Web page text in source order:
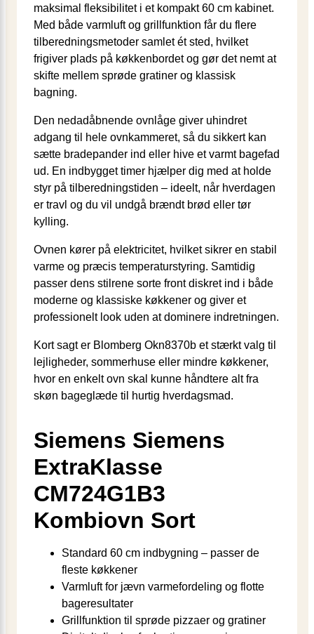
maksimal fleksibilitet i et kompakt 60 cm kabinet.
Med både varmluft og grillfunktion får du flere
tilberedningsmetoder samlet ét sted, hvilket
frigiver plads på køkkenbordet og gør det nemt at
skifte mellem sprøde gratiner og klassisk
bagning.
Den nedad­åbnende ovnlåge giver uhindret
adgang til hele ovnkammeret, så du sikkert kan
sætte bradepander ind eller hive et varmt bagefad
ud. En indbygget timer hjælper dig med at holde
styr på tilberedningstiden – ideelt, når hverdagen
er travl og du vil undgå brændt brød eller tør
kylling.
Ovnen kører på elektricitet, hvilket sikrer en stabil
varme og præcis temperaturstyring. Samtidig
passer dens stilrene sorte front diskret ind i både
moderne og klassiske køkkener og giver et
professionelt look uden at dominere indretningen.
Kort sagt er Blomberg Okn8370b et stærkt valg til
lejligheder, sommerhuse eller mindre køkkener,
hvor en enkelt ovn skal kunne håndtere alt fra
skøn bageglæde til hurtig hverdagsmad.
Siemens Siemens
ExtraKlasse
CM724G1B3
Kombiovn Sort
Standard 60 cm indbygning – passer de
fleste køkkener
Varmluft for jævn varmefordeling og flotte
bage­resultater
Grillfunktion til sprøde pizzaer og gratiner